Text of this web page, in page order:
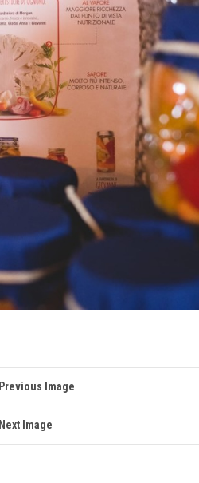
Previous Image
Next Image